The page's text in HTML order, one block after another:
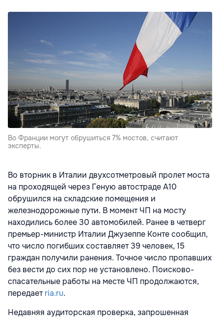
Во Франции могут обрушиться 7% мостов, считают
эксперты.
Во вторник в Италии двухсотметровый пролет моста
на проходящей через Геную автостраде А10
обрушился на складские помещения и
железнодорожные пути. В момент ЧП на мосту
находились более 30 автомобилей. Ранее в четверг
премьер-министр Италии Джузеппе Конте сообщил,
что число погибших составляет 39 человек, 15
граждан получили ранения. Точное число пропавших
без вести до сих пор не установлено. Поисково-
спасательные работы на месте ЧП продолжаются,
передаетria.ru.
Недавняя аудиторская проверка, запрошенная